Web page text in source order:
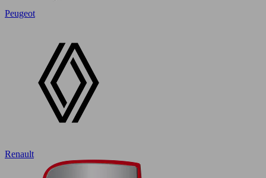
Peugeot
Renault